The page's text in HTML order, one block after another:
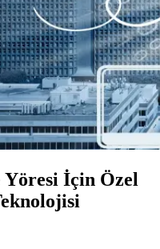
İçin Özel